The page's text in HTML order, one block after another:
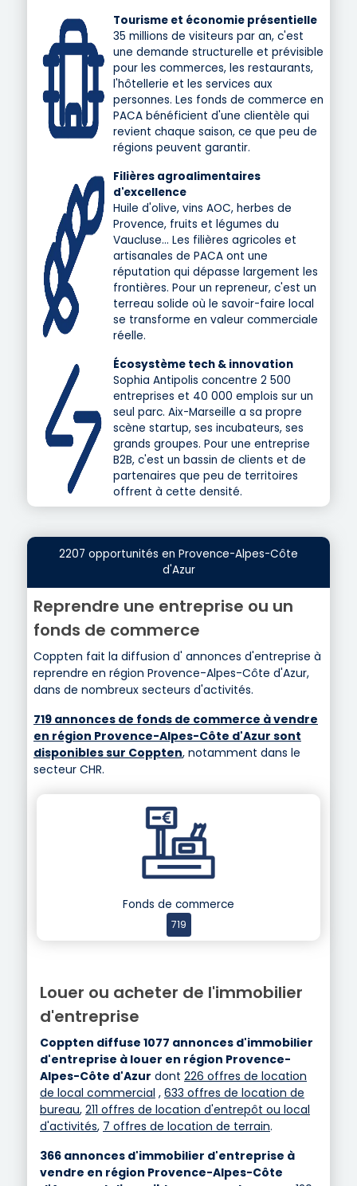
Tourisme et économie présentielle
35 millions de visiteurs par an, c'est
une demande structurelle et prévisible
pour les commerces, les restaurants,
l'hôtellerie et les services aux
personnes. Les fonds de commerce en
PACA bénéficient d'une clientèle qui
revient chaque saison, ce que peu de
régions peuvent garantir.
Filières agroalimentaires
d'excellence
Huile d'olive, vins AOC, herbes de
Provence, fruits et légumes du
Vaucluse… Les filières agricoles et
artisanales de PACA ont une
réputation qui dépasse largement les
frontières. Pour un repreneur, c'est un
terreau solide où le savoir-faire local
se transforme en valeur commerciale
réelle.
Écosystème tech & innovation
Sophia Antipolis concentre 2 500
entreprises et 40 000 emplois sur un
seul parc. Aix-Marseille a sa propre
scène startup, ses incubateurs, ses
grands groupes. Pour une entreprise
B2B, c'est un bassin de clients et de
partenaires que peu de territoires
offrent à cette densité.
2207 opportunités en Provence-Alpes-Côte
d'Azur
Reprendre une entreprise ou un
fonds de commerce
Coppten fait la diffusion d' annonces d'entreprise à
reprendre en région Provence-Alpes-Côte d'Azur,
dans de nombreux secteurs d'activités.
719 annonces de fonds de commerce à vendre
en région Provence-Alpes-Côte d'Azur sont
disponibles sur Coppten, notamment dans le
secteur CHR.
Fonds de commerce
719
Louer ou acheter de l'immobilier
d'entreprise
Coppten diffuse 1077 annonces d'immobilier
d'entreprise à louer en région Provence-
Alpes-Côte d'Azur dont 226 offres de location
de local commercial , 633 offres de location de
bureau, 211 offres de location d'entrepôt ou local
d'activités, 7 offres de location de terrain.
366 annonces d'immobilier d'entreprise à
vendre en région Provence-Alpes-Côte